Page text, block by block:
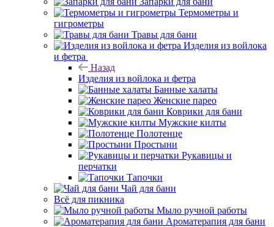
Термометры и
гигрометры
Травы для бани
Изделия из войлока
и фетра
Назад
Изделия из войлока и фетра
Банные халаты
Женские парео
Коврики для бани
Мужские килты
Полотенце
Простыни
Рукавицы и
перчатки
Тапочки
Чай для бани
Всё для пикника
Мыло ручной работы
Ароматерапия для бани